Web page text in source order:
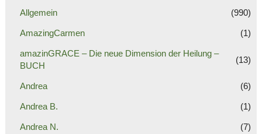
Allgemein (990)
AmazingCarmen (1)
amazinGRACE – Die neue Dimension der Heilung –
BUCH
(13)
Andrea (6)
Andrea B. (1)
Andrea N. (7)